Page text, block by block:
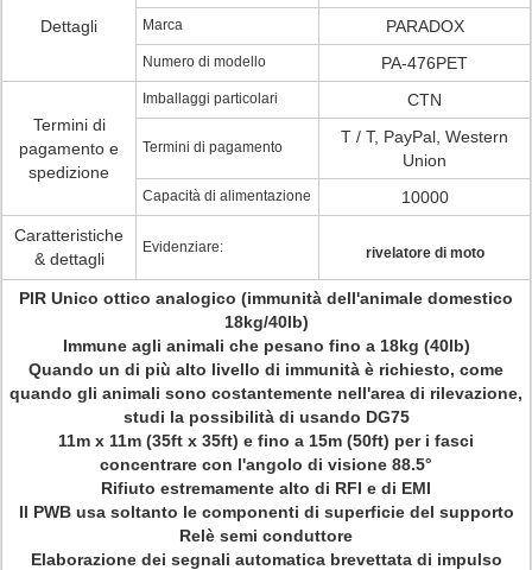
Dettagli Marca PARADOX
Numero di modello PA-476PET
Termini di
pagamento e
spedizione
Imballaggi particolari CTN
Termini di pagamento
T / T, PayPal, Western
Union
Capacità di alimentazione
10000
Caratteristiche
& dettagli
Evidenziare: rivelatore di moto
PIR Unico ottico analogico (immunità dell'animale domestico
18kg/40lb)
Immune agli animali che pesano fino a 18kg (40lb)
Quando un di più alto livello di immunità è richiesto, come
quando gli animali sono costantemente nell'area di rilevazione,
studi la possibilità di usando DG75
11m x 11m (35ft x 35ft) e fino a 15m (50ft) per i fasci
concentrare con l'angolo di visione 88.5°
Rifiuto estremamente alto di RFI e di EMI
Il PWB usa soltanto le componenti di superficie del supporto
Relè semi conduttore
Elaborazione dei segnali automatica brevettata di impulso